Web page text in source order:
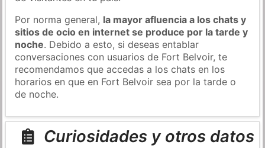
Por norma general, la mayor afluencia a los chats y
sitios de ocio en internet se produce por la tarde y
noche. Debido a esto, si deseas entablar
conversaciones con usuarios de Fort Belvoir, te
recomendamos que accedas a los chats en los
horarios en que en Fort Belvoir sea por la tarde o
de noche.
Curiosidades y otros datos